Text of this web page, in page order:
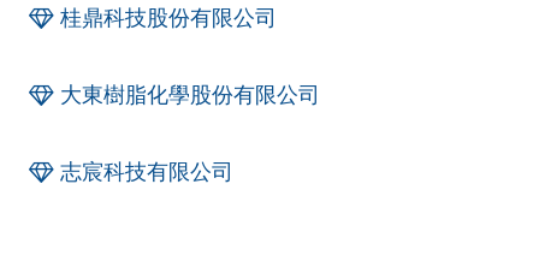
桂鼎科技股份有限公司
大東樹脂化學股份有限公司
志宸科技有限公司